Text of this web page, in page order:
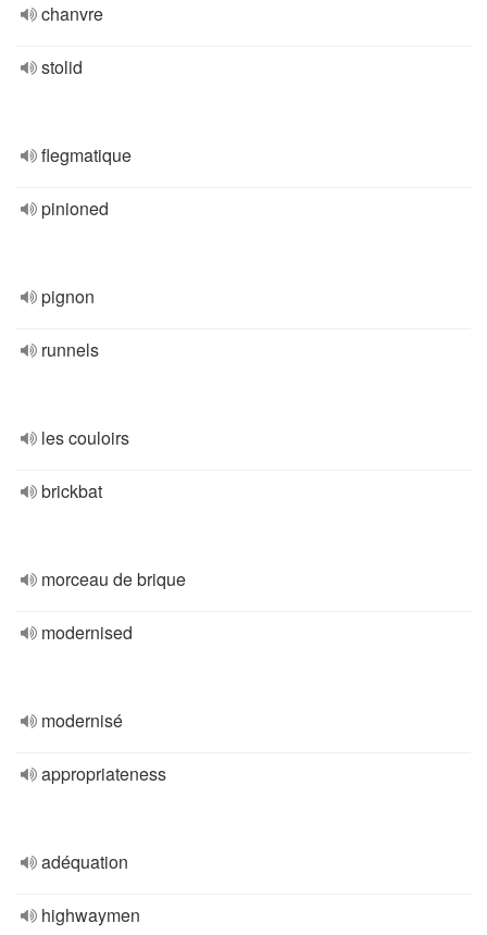
chanvre
stolid
flegmatique
pinioned
pignon
runnels
les couloirs
brickbat
morceau de brique
modernised
modernisé
appropriateness
adéquation
highwaymen